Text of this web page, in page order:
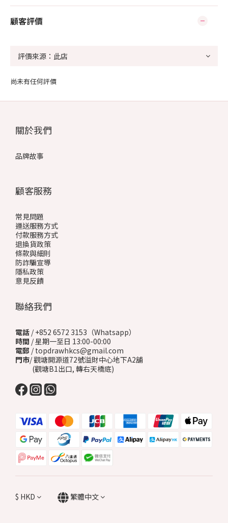
顧客評價
尚未有任何評價
關於我們
品牌故事
顧客服務
常見問題
運送服務方式
付款服務方式
退換貨政策
條款與細則
防詐騙宣導
隱私政策
意見反饋
聯絡我們
電話 / +852 6572 3153（Whatsapp）
時間 / 星期一至日 13:00-00:00
電郵 / topdrawhkcs@gmail.com
門市/ 觀塘開源道72號溢財中心地下A2舖
(觀塘B1出口, 轉右天橋底)
$ HKD 繁體中文